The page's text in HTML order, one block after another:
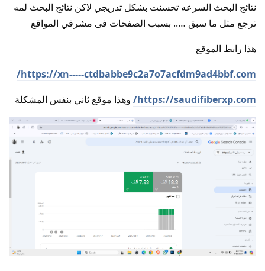
نتائج البحث السرعه تحسنت بشكل تدريجي لاكن نتائج البحث لمه
ترجع مثل ما سبق ….. بسبب الصفحات فى مشرفي المواقع
هذا رابط الموقع
https://xn-----ctdbabbe9c2a7o7acfdm9ad4bbf.com/
https://saudifiberxp.com/ وهذا موقع ثاني بنفس المشكلة